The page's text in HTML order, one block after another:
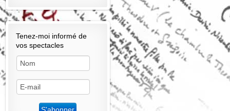
Tenez-moi informé de
vos spectacles